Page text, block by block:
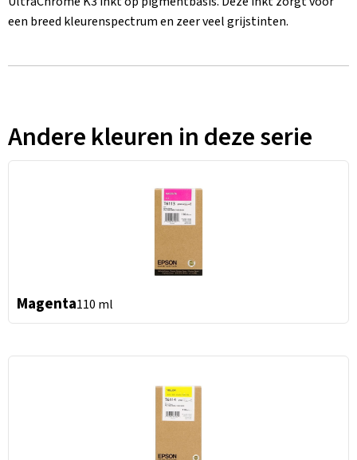
een breed kleurenspectrum en zeer veel grijstinten.
Andere kleuren in deze serie
Magenta110 ml